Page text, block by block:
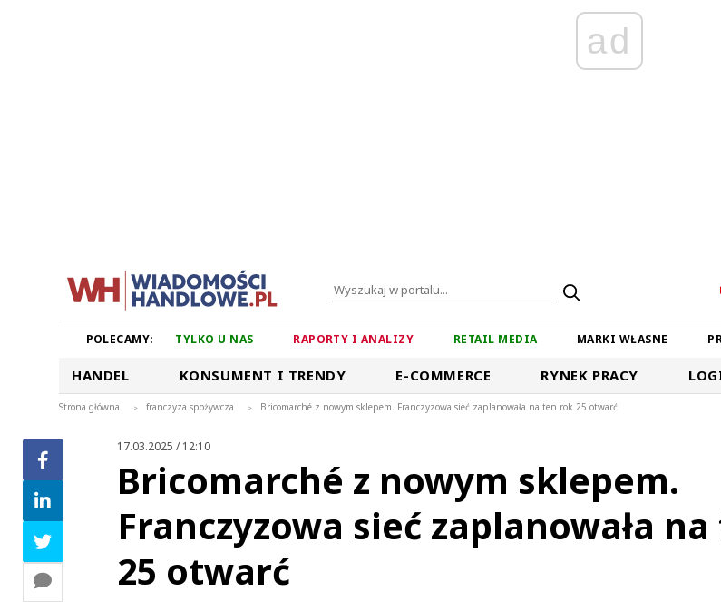
ad
POLECAMY: TYLKO U NAS RAPORTY I ANALIZY RETAIL MEDIA MARKI WŁASNE
HANDEL KONSUMENT I TRENDY E-COMMERCE RYNEK PRACY
Strona główna > franczyza spożywcza > Bricomarché z nowym sklepem. Franczyzowa sieć zaplanowała na ten rok 25 otwarć
17.03.2025 / 12:10
Bricomarché z nowym sklepem.
Franczyzowa sieć zaplanowała
25 otwarć